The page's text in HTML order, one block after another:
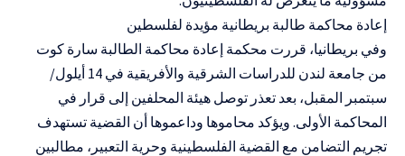
إعادة محاكمة طالبة بريطانية مؤيدة لفلسطين
وفي بريطانيا، قررت محكمة إعادة محاكمة الطالبة سارة كوت
من جامعة لندن للدراسات الشرقية والأفريقية في 14 أيلول/
سبتمبر المقبل، بعد تعذر توصل هيئة المحلفين إلى قرار في
المحاكمة الأولى. ويؤكد محاموها وداعموها أن القضية تستهدف
تجريم التضامن مع القضية الفلسطينية وحرية التعبير، مطالبين